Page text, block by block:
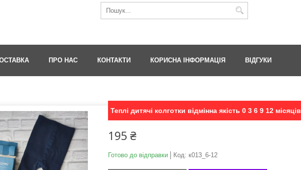
ПРО НАС КОНТАКТИ КОРИСНА ІНФОРМАЦІЯ ВІДГУКИ
Теплі дитячі колготки відмінна якість 0 3 6 9 12 місяців
195 ₴
Готово до відправки Код: к013_6-12